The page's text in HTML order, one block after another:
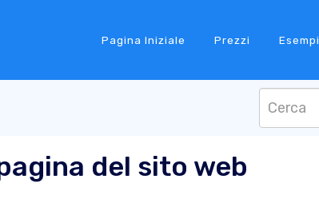
Pagina Iniziale Prezzi Esempi
del sito web